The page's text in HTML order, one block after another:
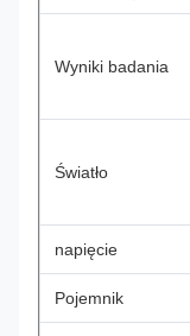
Wyniki badania
Światło
napięcie
Pojemnik